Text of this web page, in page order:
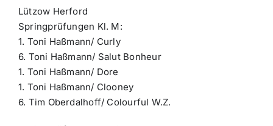
Lützow Herford
Springprüfungen Kl. M:
1. Toni Haßmann/ Curly
6. Toni Haßmann/ Salut Bonheur
1. Toni Haßmann/ Dore
1. Toni Haßmann/ Clooney
6. Tim Oberdalhoff/ Colourful W.Z.